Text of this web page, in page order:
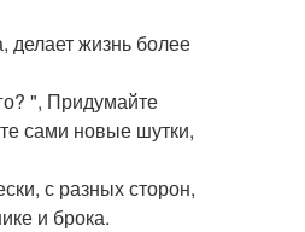
делает жизнь более
", Придумайте
сами новые шутки,
с разных сторон,
и брока.